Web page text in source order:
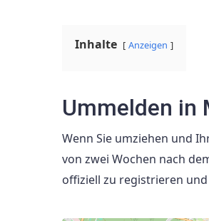
Inhalte Anzeigen
Ummelden in
Wenn Sie umziehen und
von zwei Wochen nach
offiziell zu registrieren